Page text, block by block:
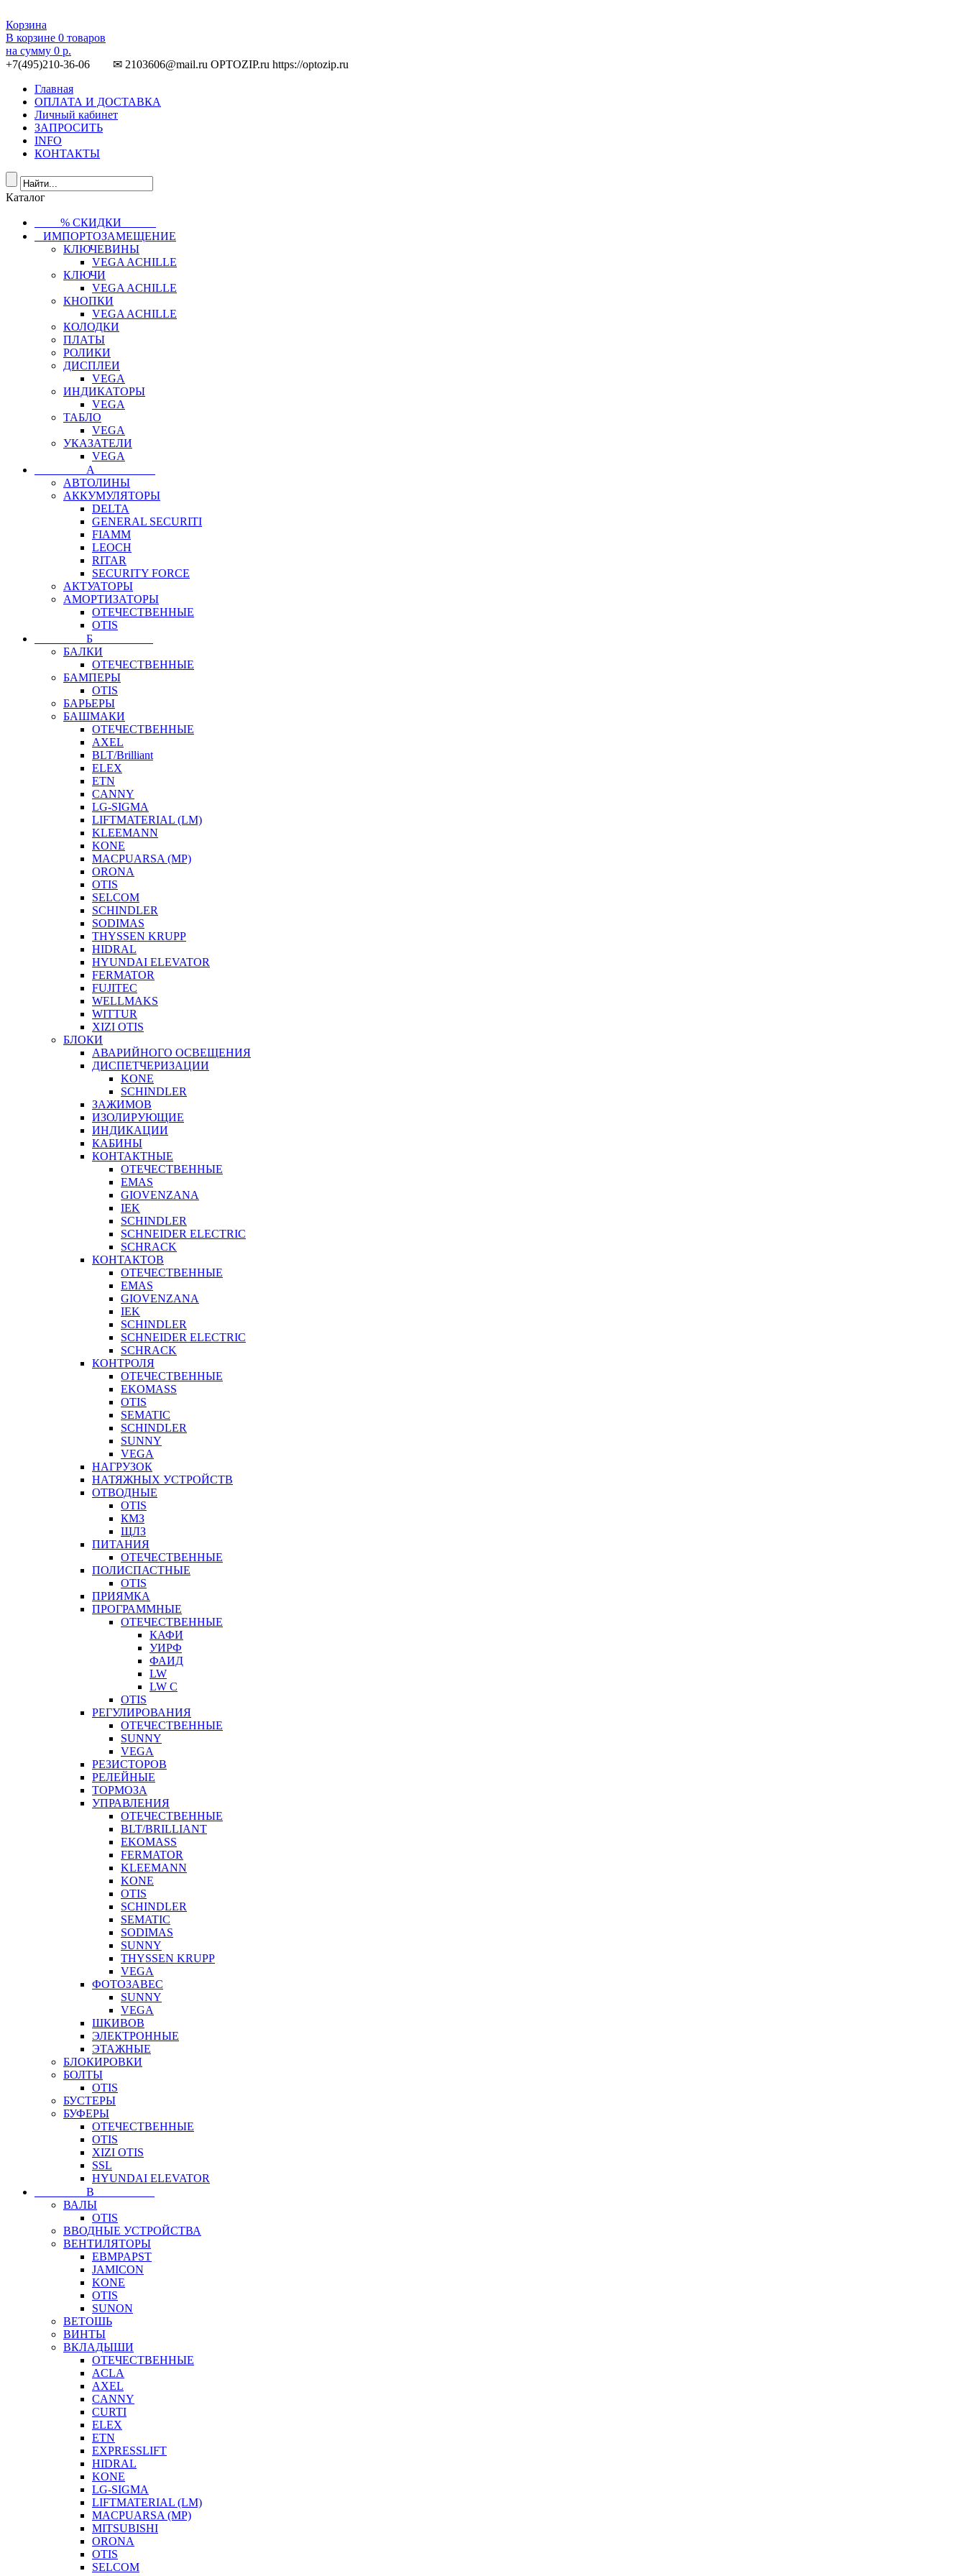
Корзина
В корзине 0 товаров
на сумму 0 р.
+7(495)210-36-06 ✉ 2103606@mail.ru OPTOZIP.ru https://optozip.ru
Главная
ОПЛАТА И ДОСТАВКА
Личный кабинет
ЗАПРОСИТЬ
INFO
КОНТАКТЫ
Каталог
⠀⠀⠀% СКИДКИ⠀⠀⠀⠀
⠀ИМПОРТОЗАМЕЩЕНИЕ
КЛЮЧЕВИНЫ
VEGA ACHILLE
КЛЮЧИ
VEGA ACHILLE
КНОПКИ
VEGA ACHILLE
КОЛОДКИ
ПЛАТЫ
РОЛИКИ
ДИСПЛЕИ
VEGA
ИНДИКАТОРЫ
VEGA
ТАБЛО
VEGA
УКАЗАТЕЛИ
VEGA
⠀⠀⠀⠀⠀⠀А⠀⠀⠀⠀⠀⠀⠀
АВТОЛИНЫ
АККУМУЛЯТОРЫ
DELTA
GENERAL SECURITI
FIAMM
LEOCH
RITAR
SECURITY FORCE
АКТУАТОРЫ
АМОРТИЗАТОРЫ
ОТЕЧЕСТВЕННЫЕ
OTIS
⠀⠀⠀⠀⠀⠀Б⠀⠀⠀⠀⠀⠀⠀
БАЛКИ
ОТЕЧЕСТВЕННЫЕ
БАМПЕРЫ
OTIS
БАРЬЕРЫ
БАШМАКИ
ОТЕЧЕСТВЕННЫЕ
AXEL
BLT/Brilliant
ELEX
ETN
CANNY
LG-SIGMA
LIFTMATERIAL (LM)
KLEEMANN
KONE
MACPUARSA (MP)
ORONA
OTIS
SELCOM
SCHINDLER
SODIMAS
THYSSEN KRUPP
HIDRAL
HYUNDAI ELEVATOR
FERMATOR
FUJITEC
WELLMAKS
WITTUR
XIZI OTIS
БЛОКИ
АВАРИЙНОГО ОСВЕЩЕНИЯ
ДИСПЕТЧЕРИЗАЦИИ
KONE
SCHINDLER
ЗАЖИМОВ
ИЗОЛИРУЮЩИЕ
ИНДИКАЦИИ
КАБИНЫ
КОНТАКТНЫЕ
ОТЕЧЕСТВЕННЫЕ
EMAS
GIOVENZANA
IEK
SCHINDLER
SCHNEIDER ELECTRIC
SCHRACK
КОНТАКТОВ
ОТЕЧЕСТВЕННЫЕ
EMAS
GIOVENZANA
IEK
SCHINDLER
SCHNEIDER ELECTRIC
SCHRACK
КОНТРОЛЯ
ОТЕЧЕСТВЕННЫЕ
EKOMASS
OTIS
SEMATIC
SCHINDLER
SUNNY
VEGA
НАГРУЗОК
НАТЯЖНЫХ УСТРОЙСТВ
ОТВОДНЫЕ
OTIS
КМЗ
ЩЛЗ
ПИТАНИЯ
ОТЕЧЕСТВЕННЫЕ
ПОЛИСПАСТНЫЕ
OTIS
ПРИЯМКА
ПРОГРАММНЫЕ
ОТЕЧЕСТВЕННЫЕ
КАФИ
УИРФ
ФАИД
LW
LW C
OTIS
РЕГУЛИРОВАНИЯ
ОТЕЧЕСТВЕННЫЕ
SUNNY
VEGA
РЕЗИСТОРОВ
РЕЛЕЙНЫЕ
ТОРМОЗА
УПРАВЛЕНИЯ
ОТЕЧЕСТВЕННЫЕ
BLT/BRILLIANT
EKOMASS
FERMATOR
KLEEMANN
KONE
OTIS
SCHINDLER
SEMATIC
SODIMAS
SUNNY
THYSSEN KRUPP
VEGA
ФОТОЗАВЕС
SUNNY
VEGA
ШКИВОВ
ЭЛЕКТРОННЫЕ
ЭТАЖНЫЕ
БЛОКИРОВКИ
БОЛТЫ
OTIS
БУСТЕРЫ
БУФЕРЫ
ОТЕЧЕСТВЕННЫЕ
OTIS
XIZI OTIS
SSL
HYUNDAI ELEVATOR
⠀⠀⠀⠀⠀⠀В⠀⠀⠀⠀⠀⠀⠀
ВАЛЫ
OTIS
ВВОДНЫЕ УСТРОЙСТВА
ВЕНТИЛЯТОРЫ
EBMPAPST
JAMICON
KONE
OTIS
SUNON
ВЕТОШЬ
ВИНТЫ
ВКЛАДЫШИ
ОТЕЧЕСТВЕННЫЕ
ACLA
AXEL
CANNY
CURTI
ELEX
ETN
EXPRESSLIFT
HIDRAL
KONE
LG-SIGMA
LIFTMATERIAL (LM)
MACPUARSA (MP)
MITSUBISHI
ORONA
OTIS
SELCOM